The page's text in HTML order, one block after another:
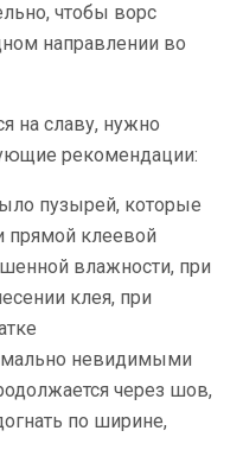
чтобы ворс
направлении во
на славу, нужно
рекомендации:
пузырей, которые
прямой клеевой
влажности, при
клея, при
невидимыми
через шов,
по ширине,